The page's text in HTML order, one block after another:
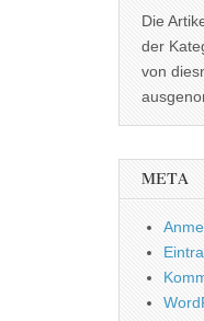
Die
der
von
META